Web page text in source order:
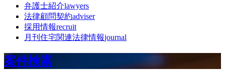
弁護士紹介lawyers
法律顧問契約adviser
採用情報recruit
月刊住宅関連法律情報journal
案件検索